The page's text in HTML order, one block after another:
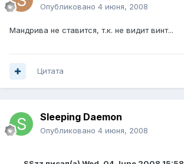
Опубликовано 4 июня, 2008
Мандрива не ставится, т.к. не видит винт...
Цитата
Sleeping Daemon
Опубликовано 4 июня, 2008